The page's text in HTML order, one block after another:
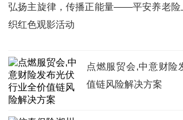
弘扬主旋律，传播正能量——平安养老险
织红色观影活动
点燃服贸会,中意财险
值链风险解决方案